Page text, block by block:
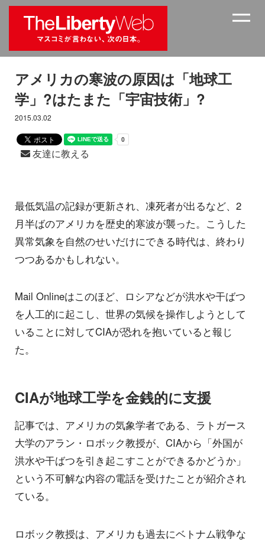
アメリカの寒波の原因は「地球工
学」?はたまた「宇宙技術」?
2015.03.02
友達に教える
最低気温の記録が更新され、凍死者が出るなど、2
月半ばのアメリカを歴史的寒波が襲った。こうした
異常気象を自然のせいだけにできる時代は、終わり
つつあるかもしれない。
Mail Onlineはこのほど、ロシアなどが洪水や干ばつ
を人工的に起こし、世界の気候を操作しようとして
いることに対してCIAが恐れを抱いていると報じ
た。
CIAが地球工学を金銭的に支援
記事では、アメリカの気象学者である、ラトガース
大学のアラン・ロボック教授が、CIAから「外国が
洪水や干ばつを引き起こすことができるかどうか」
という不可解な内容の電話を受けたことが紹介され
ている。
ロボック教授は、アメリカも過去にベトナム戦争な